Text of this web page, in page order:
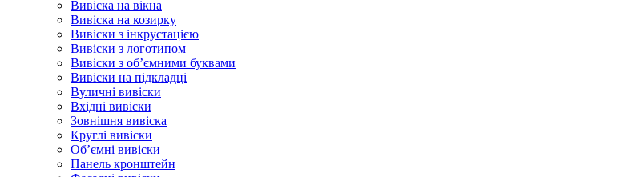
Вивіска на вікна
Вивіска на козирку
Вивіски з інкрустацією
Вивіски з логотипом
Вивіски з об’ємними буквами
Вивіски на підкладці
Вуличні вивіски
Вхідні вивіски
Зовнішня вивіска
Круглі вивіски
Об’ємні вивіски
Панель кронштейн